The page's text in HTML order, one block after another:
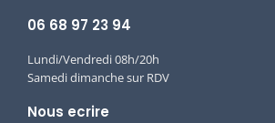
06 68 97 23 94
Lundi/Vendredi 08h/20h
Samedi dimanche sur RDV
Nous ecrire